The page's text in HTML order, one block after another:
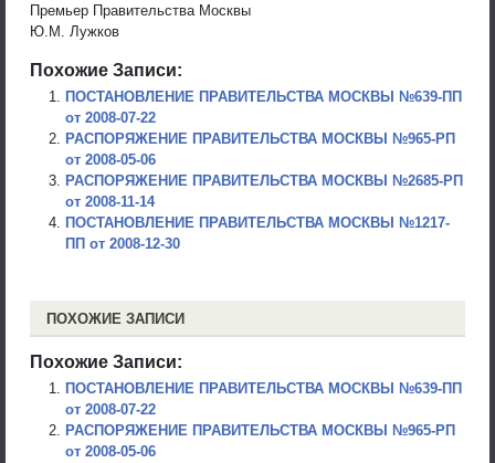
Премьер Правительства Москвы
Ю.М. Лужков
Похожие Записи:
ПОСТАНОВЛЕНИЕ ПРАВИТЕЛЬСТВА МОСКВЫ №639-ПП
от 2008-07-22
РАСПОРЯЖЕНИЕ ПРАВИТЕЛЬСТВА МОСКВЫ №965-РП
от 2008-05-06
РАСПОРЯЖЕНИЕ ПРАВИТЕЛЬСТВА МОСКВЫ №2685-РП
от 2008-11-14
ПОСТАНОВЛЕНИЕ ПРАВИТЕЛЬСТВА МОСКВЫ №1217-
ПП от 2008-12-30
ПОХОЖИЕ ЗАПИСИ
Похожие Записи:
ПОСТАНОВЛЕНИЕ ПРАВИТЕЛЬСТВА МОСКВЫ №639-ПП
от 2008-07-22
РАСПОРЯЖЕНИЕ ПРАВИТЕЛЬСТВА МОСКВЫ №965-РП
от 2008-05-06